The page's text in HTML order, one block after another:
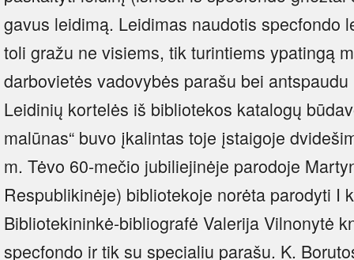
gavus leidimą. Leidimas naudotis specfondo
toli gražu ne visiems, tik turintiems ypatingą
darbovietės vadovybės parašu bei
Leidinių kortelės iš bibliotekos katalogų
malūnas“ buvo įkalintas toje įstaigoje
m. Tėvo 60-mečio jubiliejinėje parodoje
Respublikinėje) bibliotekoje norėta parodyti I
Bibliotekininkė-bibliografė Valerija Vilnonytė
specfondo ir tik su specialiu parašu. K.